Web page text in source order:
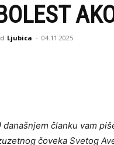
Ljubica - 04.11.2025
današnjem članku vam
čoveka Svetog